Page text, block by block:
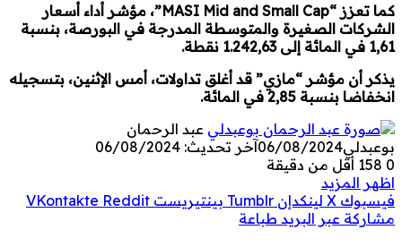
كما تعزز “MASI Mid and Small Cap”، مؤشر أداء أسعار
الشركات الصغيرة والمتوسطة المدرجة في البورصة، بنسبة
1,61 في المائة إلى 1.242,63 نقطة.
يذكر أن مؤشر “مازي” قد أغلق تداولات، أمس الإثنين، بتسجيله
انخفاضا بنسبة 2,85 في المائة.
عبد الرحمان
بوعبدلي06/08/2024آخر تحديث: 06/08/2024
0
أقل من دقيقة
اظهر المزيد
فيسبوك ‫X لينكدإن بينتيريست
مشاركة عبر البريد طباعة